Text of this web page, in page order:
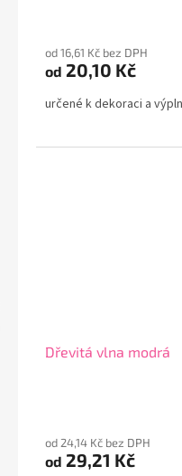
od 16,61 Kč bez DPH
od 20,10 Kč
určené k dekoraci a
Dřevitá vlna modrá
od 24,14 Kč bez DPH
od 29,21 Kč